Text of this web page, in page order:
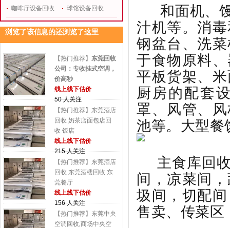
咖啡厅设备回收
球馆设备回收
浏览了该信息的还浏览了这里
【热门推荐】 东莞回收
公司：专收挂式空调，
价高秒
线上线下估价
50 人关注
【热门推荐】东莞酒店
回收 奶茶店面包店回
收 饭店
线上线下估价
215 人关注
【热门推荐】东莞酒店
回收 东莞酒楼回收 东
莞餐厅
线上线下估价
156 人关注
【热门推荐】东莞中央
空调回收,商场中央空
和面机、馒
汁机等。消
钢盆台、洗
于食物原料
平板货架、
厨房的配套
罩、风管、
池等。大型
主食库回收
间，凉菜间
圾间，切配
售卖、传菜区